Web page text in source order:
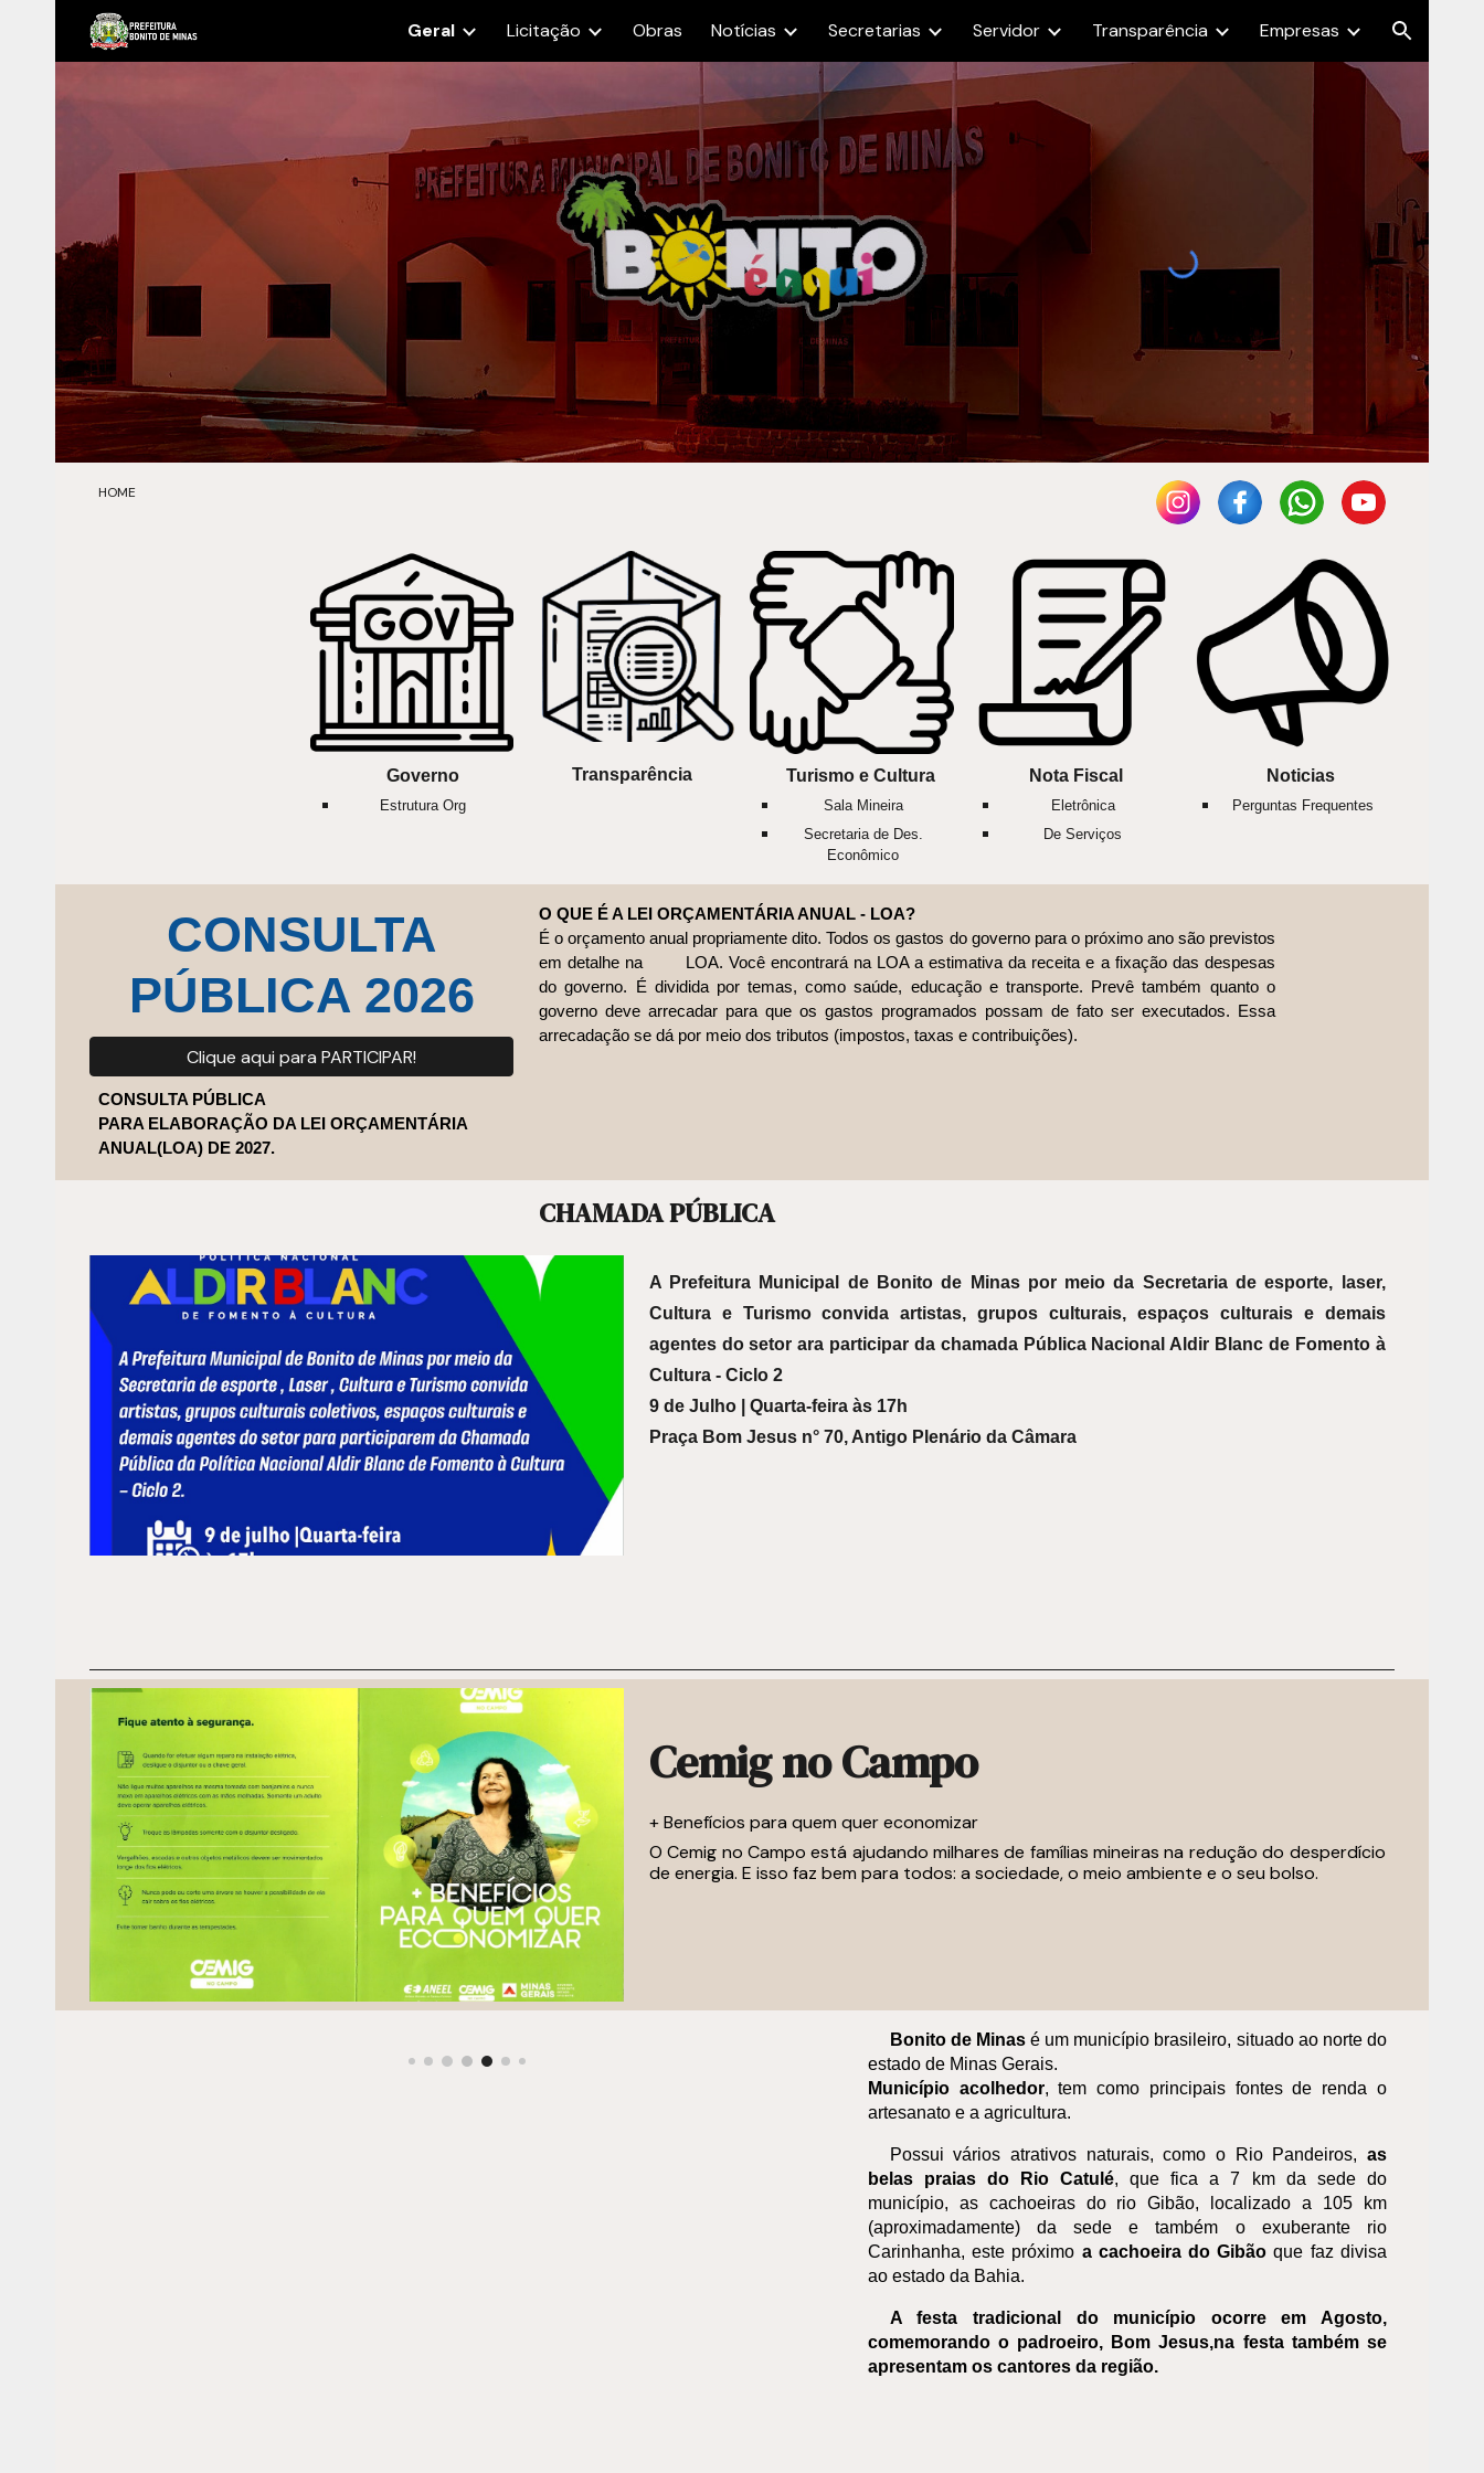
Skip to main content Skip to navigation
Geral Licitação Obras Notícias Secretarias Servidor Transparência Empresas
HOME
Governo
Estrutura Org
Transparência Turismo e Cultura
Sala Mineira
Secretaria de Des.
Econômico
Nota Fiscal
Eletrônica
De Serviços
Noticias
Perguntas Frequentes
CONSULTA
PÚBLICA2026
Clique aqui para PARTICIPAR!
CONSULTA PÚBLICA
PARA ELABORAÇÃO DA LEI ORÇAMENTÁRIA
ANUAL(LOA) DE 2027.
O QUE É A LEI ORÇAMENTÁRIA ANUAL - LOA?
É o orçamento anual propriamente dito. Todos os gastos do governo para o próximo ano são previstos
em detalhe na
LOA. Você encontrará na LOA a estimativa da receita e a fixação das despesas
do governo. É dividida por temas, como saúde, educação e transporte. Prevê também quanto o
governo deve arrecadar para que os gastos programados possam de fato ser executados. Essa
arrecadação se dá por meio dos tributos (impostos, taxas e contribuições).
CHAMADA PÚBLICA
A Prefeitura Municipal de Bonito de Minas por meio da Secretaria de esporte, laser,
Cultura e Turismo convida artistas, grupos culturais, espaços culturais e demais
agentes do setor ara participar da chamada Pública Nacional Aldir Blanc de Fomento à
Cultura - Ciclo 2
9 de Julho | Quarta-feira às 17h
Praça Bom Jesus n° 70, Antigo Plenário da Câmara
Cemig no Campo
+ Benefícios para quem quer economizar
O Cemig no Campo está ajudando milhares de famílias mineiras na redução do desperdício
de energia. E isso faz bem para todos: a sociedade, o meio ambiente e o seu bolso.
Bonito de Minasé um município brasileiro, situado ao norte do
estado de Minas Gerais.
Município acolhedor, tem como principais fontes de renda o
artesanato e a agricultura.
Possui vários atrativos naturais, como o Rio Pandeiros, as
belas praias do Rio Catulé, que fica a 7 km da sede do
município, as cachoeiras do rio Gibão, localizado a 105 km
(aproximadamente) da sede e também o exuberante rio
Carinhanha, este próximo a cachoeira do Gibão que faz divisa
ao estado da Bahia.
A festa tradicional do município ocorre em Agosto,
comemorando o padroeiro, Bom Jesus,na festa também se
apresentam os cantores da região.